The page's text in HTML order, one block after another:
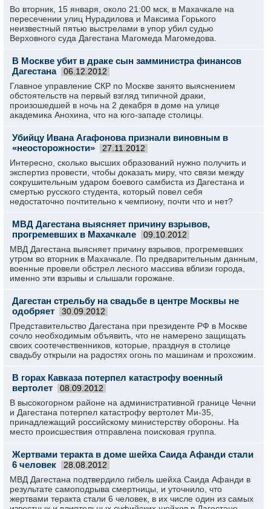
Во вторник, 15 января, около 21:00 мск, в Махачкале на
пересечении улиц Нурадилова и Максима Горького
неизвестный пятью выстрелами в упор убил судью
Верховного суда Дагестана Магомеда Магомедова.
В Москве убит в драке сын замминистра финансов
Дагестана
06.12.2012
Главное управление СКР по Москве занято выяснением
обстоятельств на первый взгляд типичной драки,
произошедшей в ночь на 2 декабря в доме на улице
академика Анохина, что на юго-западе столицы.
Убийцу Ивана Агафонова признали виновным в
«неосторожности»
27.11.2012
Интересно, сколько высших образований нужно получить и
экспертиз провести, чтобы доказать миру, что связи между
сокрушительным ударом боевого самбиста из Дагестана и
смертью русского студента, который повел себя
недостаточно почтительно к чемпиону, почти что и нет?
МВД Дагестана выясняет причину взрывов,
прогремевших в Махачкале
09.10.2012
МВД Дагестана выясняет причину взрывов, прогремевших
утром во вторник в Махачкале. По предварительным данным,
военные провели обстрел лесного массива вблизи города,
именно эти взрывы и слышали горожане.
Дагестан стрельбу на свадьбе в центре Москвы не
одобряет
30.09.2012
Представительство Дагестана при президенте РФ в Москве
сочло необходимым объявить, что не намерено защищать
своих соотечественников, которые, празднуя в столице
свадьбу открыли на радостях огонь по машинам и прохожим.
В горах Кавказа потерпел катастрофу военный
вертолет
08.09.2012
В высокогорном районе на административной границе Чечни
и Дагестана потерпел катастрофу вертолет Ми-35,
принадлежащий российскому министерству обороны. На
место происшествия отправлена поисковая группа.
Жертвами теракта в доме шейха Саида Афанди стали
6 человек
28.08.2012
МВД Дагестана подтвердило гибель шейха Саида Афанди в
результате самоподрыва смертницы, и уточнило, что
жертвами теракта стали 6 человек, в их числе один из самых